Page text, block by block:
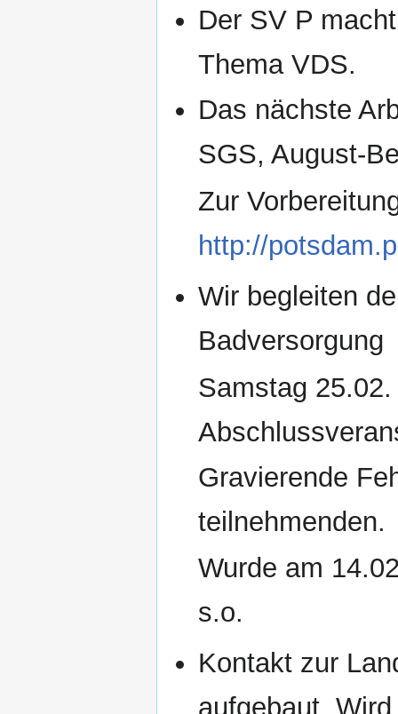
Der SV P
Thema VDS.
Das nächste
SGS, August-
Zur
http://
Wir begleiten
Badversorgung
Samstag
Gravierende
teilnehmenden.
Wurde am
s.o.
Kontakt zur
aufgebaut.